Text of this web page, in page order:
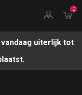
0
uiterlijk tot